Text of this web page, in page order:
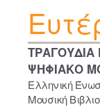
ΤΡΑΓΟΥΔΙΑ
ΨΗΦΙΑΚΟ
Ελληνική
Μουσική